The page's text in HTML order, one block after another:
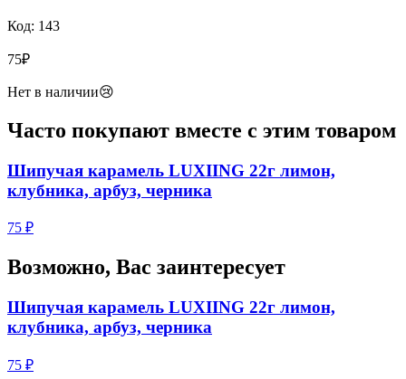
Код: 143
75₽
Нет в наличии😢
Часто покупают вместе с этим товаром
Шипучая карамель LUXIING 22г лимон,
клубника, арбуз, черника
75 ₽
Возможно, Вас заинтересует
Шипучая карамель LUXIING 22г лимон,
клубника, арбуз, черника
75 ₽